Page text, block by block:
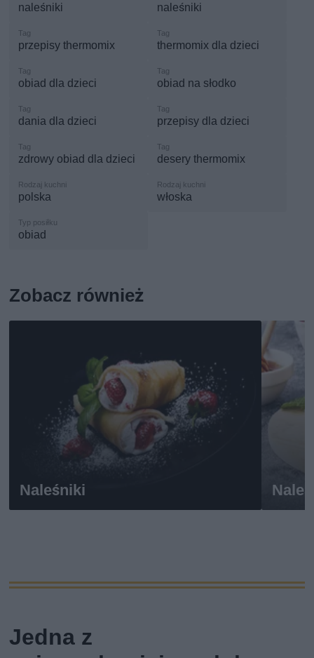
naleśniki naleśniki
przepisy thermomix thermomix dla dzieci
obiad dla dzieci obiad na słodko
dania dla dzieci przepisy dla dzieci
zdrowy obiad dla dzieci desery thermomix
polska włoska
obiad
Zobacz również
Naleśniki
Jedna z